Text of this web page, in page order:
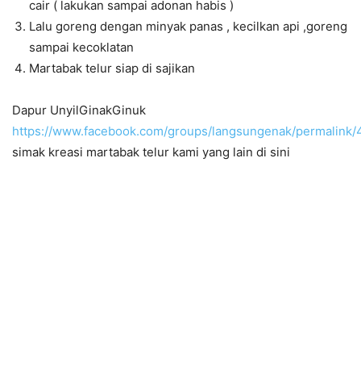
cair ( lakukan sampai adonan habis )
Lalu goreng dengan minyak panas , kecilkan api ,goreng
sampai kecoklatan
Martabak telur siap di sajikan
Dapur UnyilGinakGinuk
https://www.facebook.com/groups/langsungenak/
simak kreasi martabak telur kami yang lain di sini